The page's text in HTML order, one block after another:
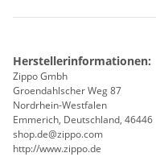
Herstellerinformationen:
Zippo Gmbh
Groendahlscher Weg 87
Nordrhein-Westfalen
Emmerich, Deutschland, 46446
shop.de@zippo.com
http://www.zippo.de